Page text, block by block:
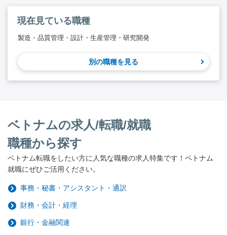
現在見ている職種
製造・品質管理・設計・生産管理・研究開発
別の職種を見る
ベトナムの求人/転職/就職
職種から探す
ベトナム転職をしたい方に人気な職種の求人特集です！ベトナム
就職にぜひご活用ください。
事務・秘書・アシスタント・通訳
財務・会計・経理
銀行・金融関連